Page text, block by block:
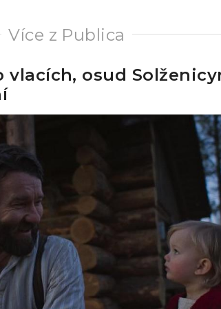
Více z Publica
vlacích, osud